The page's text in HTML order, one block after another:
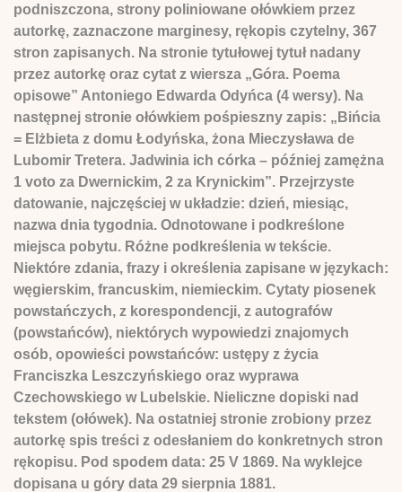
podniszczona, strony poliniowane ołówkiem przez
autorkę, zaznaczone marginesy, rękopis czytelny, 367
stron zapisanych. Na stronie tytułowej tytuł nadany
przez autorkę oraz cytat z wiersza „Góra. Poema
opisowe” Antoniego Edwarda Odyńca (4 wersy). Na
następnej stronie ołówkiem pośpieszny zapis: „Bińcia
= Elżbieta z domu Łodyńska, żona Mieczysława de
Lubomir Tretera. Jadwinia ich córka – później zamężna
1 voto za Dwernickim, 2 za Krynickim”. Przejrzyste
datowanie, najczęściej w układzie: dzień, miesiąc,
nazwa dnia tygodnia. Odnotowane i podkreślone
miejsca pobytu. Różne podkreślenia w tekście.
Niektóre zdania, frazy i określenia zapisane w językach:
węgierskim, francuskim, niemieckim. Cytaty piosenek
powstańczych, z korespondencji, z autografów
(powstańców), niektórych wypowiedzi znajomych
osób, opowieści powstańców: ustępy z życia
Franciszka Leszczyńskiego oraz wyprawa
Czechowskiego w Lubelskie. Nieliczne dopiski nad
tekstem (ołówek). Na ostatniej stronie zrobiony przez
autorkę spis treści z odesłaniem do konkretnych stron
rękopisu. Pod spodem data: 25 V 1869. Na wyklejce
dopisana u góry data 29 sierpnia 1881.